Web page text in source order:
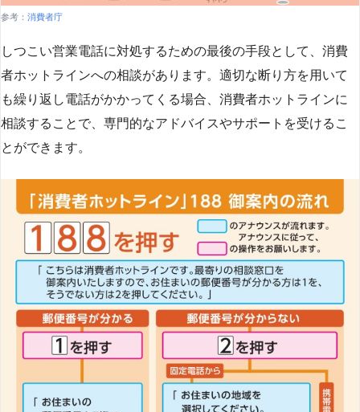
参考： 消費者庁
しつこい営業電話に対処するための最後の手段として、消費
者ホットラインへの相談があります。適切な断り方を用いて
も繰り返し電話がかかってくる場合、消費者ホットラインに
相談することで、専門的なアドバイスやサポートを受けるこ
とができます​​。